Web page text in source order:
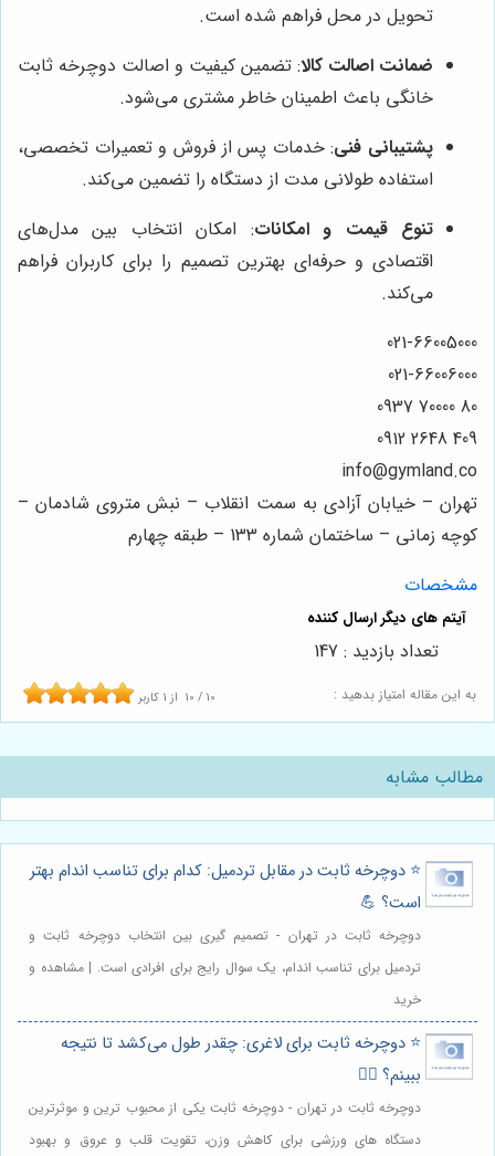
تحویل در محل فراهم شده است.
ضمانت اصالت کالا: تضمین کیفیت و اصالت دوچرخه ثابت
خانگی باعث اطمینان خاطر مشتری می‌شود.
پشتیبانی فنی: خدمات پس از فروش و تعمیرات تخصصی،
استفاده طولانی مدت از دستگاه را تضمین می‌کند.
تنوع قیمت و امکانات: امکان انتخاب بین مدل‌های
اقتصادی و حرفه‌ای بهترین تصمیم را برای کاربران فراهم
می‌کند.
021-66005000
021-66006000
80 70000 0937
409 2648 0912
info@gymland.co
تهران – خیابان آزادی به سمت انقلاب – نبش متروی شادمان –
کوچه زمانی – ساختمان شماره 133 – طبقه چهارم
مشخصات
به این مقاله امتیاز بدهید : 10 / 10 از 1 کاربر
تعداد بازدید : 147
مطالب مشابه
⭐️ دوچرخه ثابت در مقابل تردمیل: کدام برای تناسب اندام بهتر
است؟ 💪
دوچرخه ثابت در تهران - تصمیم گیری بین انتخاب دوچرخه ثابت و
تردمیل برای تناسب اندام، یک سوال رایج برای افرادی است. | مشاهده و
خرید
⭐️ دوچرخه ثابت برای لاغری: چقدر طول می‌کشد تا نتیجه
ببینم؟ 🚴‍♀️
دوچرخه ثابت در تهران - دوچرخه ثابت یکی از محبوب ترین و موثرترین
دستگاه های ورزشی برای کاهش وزن، تقویت قلب و عروق و بهبود